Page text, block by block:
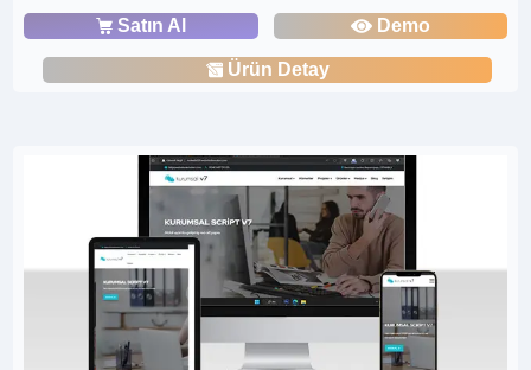
Satın Al Demo
Ürün Detay